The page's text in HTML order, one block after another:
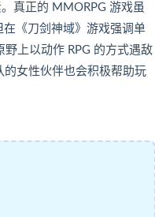
真正的 MMORPG 游戏虽
《刀剑神域》游戏强调单
上以动作 RPG 的方式遇敌
的女性伙伴也会积极帮助玩